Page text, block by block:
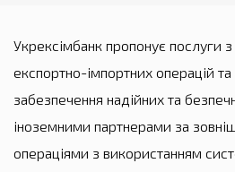
Укрексімбанк пропонує послуги
експортно-імпортних операцій
забезпечення надійних та
іноземними партнерами за
операціями з використанням